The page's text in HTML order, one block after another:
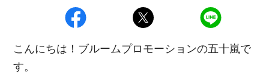
こんにちは！ブルームプロモーションの五十嵐で
す。